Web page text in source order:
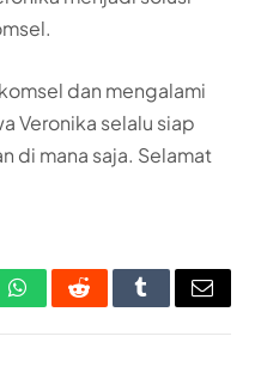
dan mengalami
Veronika selalu siap
di mana saja. Selamat
WhatsAppRedditTumblrEmail